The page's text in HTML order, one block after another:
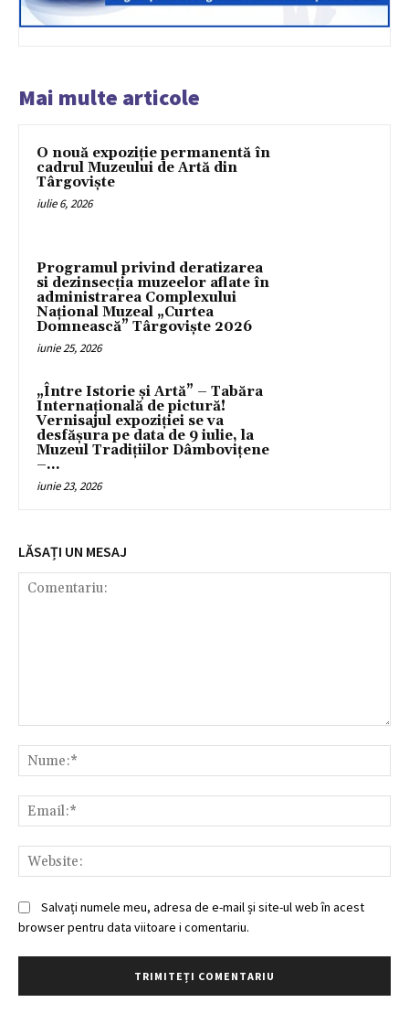
Mai multe articole
O nouă expoziție permanentă în
cadrul Muzeului de Artă din
Târgoviște
iulie 6, 2026
Programul privind deratizarea
si dezinsecția muzeelor aflate în
administrarea Complexului
Național Muzeal „Curtea
Domnească” Târgoviște 2026
iunie 25, 2026
„Între Istorie și Artă” – Tabăra
Internațională de pictură!
Vernisajul expoziţiei se va
desfăşura pe data de 9 iulie, la
Muzeul Tradițiilor Dâmbovițene
–...
iunie 23, 2026
LĂSAȚI UN MESAJ
Salvați numele meu, adresa de e-mail și site-ul web în acest
browser pentru data viitoare i comentariu.